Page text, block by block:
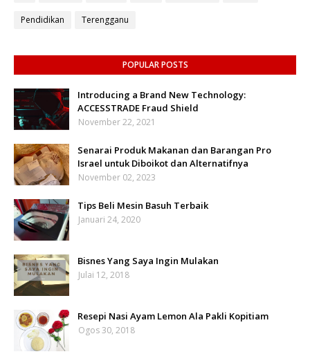
Pendidikan Terengganu
POPULAR POSTS
Introducing a Brand New Technology:
ACCESSTRADE Fraud Shield
November 22, 2021
Senarai Produk Makanan dan Barangan Pro
Israel untuk Diboikot dan Alternatifnya
November 02, 2023
Tips Beli Mesin Basuh Terbaik
Januari 24, 2020
Bisnes Yang Saya Ingin Mulakan
Julai 12, 2018
Resepi Nasi Ayam Lemon Ala Pakli Kopitiam
Ogos 30, 2018